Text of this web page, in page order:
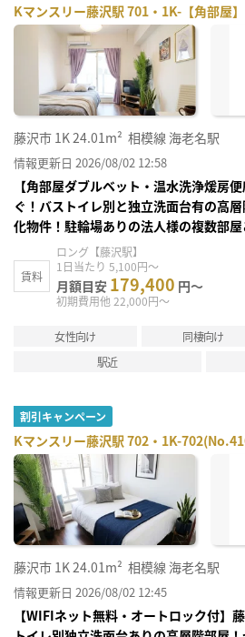
Kマンスリー藤沢駅 701・1K-【角部屋
藤沢市 1K24.01m² 相模線 海老名駅
情報更新日 2026/08/02 12:58
【角部屋ダブルベット・温水洗浄煖房
ぐ！バストイレ別と独立洗面台有の高
化物件！駐輪場ありの法人様の複数部屋
賃料
ロング【藤沢駅】
1日当たり 5,100円～
月額目安 179,400 円～
初期費用他 22,000円～
女性向け 同棲向け
駅近
割引キャンペーン
Kマンスリー藤沢駅 702・1K-
藤沢市 1K24.01m² 相模線 海老名駅
情報更新日 2026/08/02 12:45
【WIFIネット無料・オートロック付】